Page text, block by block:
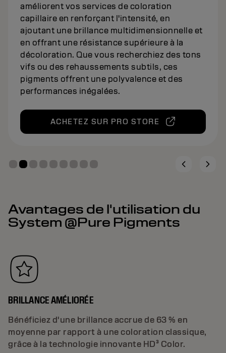
améliorent vos services de coloration
capillaire en renforçant l'intensité, en
ajoutant une brillance multidimensionnelle et
en offrant une résistance supérieure à la
décoloration. Que vous recherchiez des tons
vifs ou des rehaussements subtils, ces
pigments offrent une polyvalence et des
performances inégalées.
ACHETEZ SUR PRO STORE
Avantages de l'utilisation du
System @Pure Pigments
BRILLANCE AMÉLIORÉE
Bénéficiez d'une brillance accrue de 63 % en
moyenne par rapport à une coloration classique,
grâce à la technologie innovante HD³ Color.